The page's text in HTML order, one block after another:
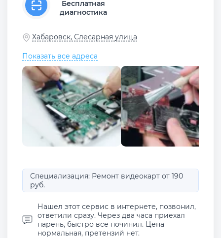
Бесплатная
диагностика
Хабаровск, Слесарная улица
Показать все адреса
Специализация: Ремонт видеокарт от 190
руб.
Нашел этот сервис в интернете, позвонил,
ответили сразу. Через два часа приехал
парень, быстро все починил. Цена
нормальная, претензий нет.